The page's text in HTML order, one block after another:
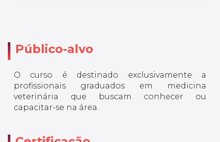
Público-alvo
O curso é destinado exclusivamente a
profissionais graduados em medicina
veterinária que buscam conhecer ou
capacitar-se na área.